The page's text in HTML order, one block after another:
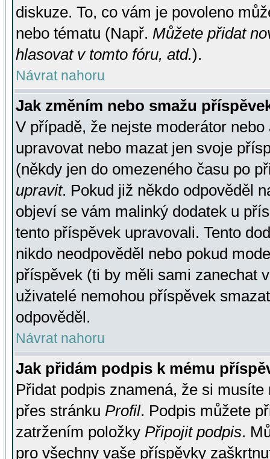
diskuze. To, co vám je povoleno
nebo tématu (Např. Můžete přidat
hlasovat v tomto fóru, atd.).
Návrat nahoru
Jak změním nebo smažu
V případě, že nejste moderátor
upravovat nebo mazat jen svoje
(někdy jen do omezeného času po
upravit. Pokud již někdo odpověděl
objeví se vám malinký dodatek u
tento příspěvek upravovali. Tento
nikdo neodpověděl nebo pokud
příspěvek (ti by měli sami zanechat
uživatelé nemohou příspěvek
odpověděl.
Návrat nahoru
Jak přidám podpis k mému
Přidat podpis znamená, že si
přes stránku Profil. Podpis můžete
zatržením položky Připojit podpis.
pro všechny vaše příspěvky